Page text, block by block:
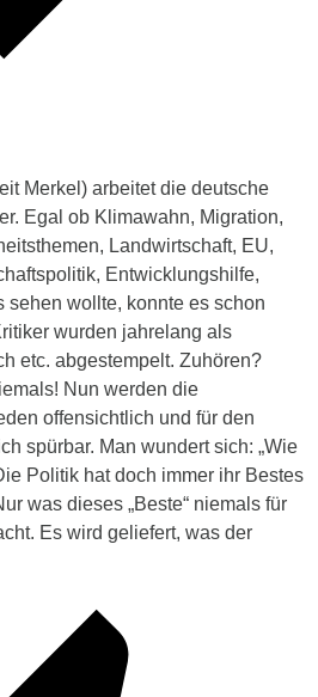
Merkel) arbeitet die deutsche
Egal ob Klimawahn, Migration,
Landwirtschaft, EU,
Entwicklungshilfe,
wollte, konnte es schon
wurden jahrelang als
etc. abgestempelt. Zuhören?
Nun werden die
offensichtlich und für den
spürbar. Man wundert sich: „Wie
Politik hat doch immer ihr Bestes
was dieses „Beste“ niemals für
Es wird geliefert, was der